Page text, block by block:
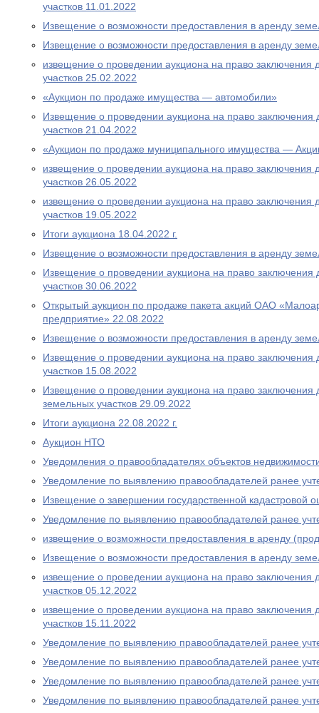
участков 11.01.2022
Извещение о возможности предоставления в аренду
Извещение о возможности предоставления в аренду
извещение о проведении аукциона на право заключения
участков 25.02.2022
«Аукцион по продаже имущества — автомобили»
Извещение о проведении аукциона на право заключения
участков 21.04.2022
«Аукцион по продаже муниципального имущества —
извещение о проведении аукциона на право заключения
участков 26.05.2022
извещение о проведении аукциона на право заключения
участков 19.05.2022
Итоги аукциона 18.04.2022 г.
Извещение о возможности предоставления в аренду
Извещение о проведении аукциона на право заключения
участков 30.06.2022
Открытый аукцион по продаже пакета акций ОАО
предприятие» 22.08.2022
Извещение о возможности предоставления в аренду
Извещение о проведении аукциона на право заключения
участков 15.08.2022
Извещение о проведении аукциона на право заключения
земельных участков 29.09.2022
Итоги аукциона 22.08.2022 г.
Аукцион НТО
Уведомления о правообладателях объектов
Уведомление по выявлению правообладателей ранее
Извещение о завершении государственной кадастровой
Уведомление по выявлению правообладателей ранее
извещение о возможности предоставления в аренду
Извещение о возможности предоставления в аренду
извещение о проведении аукциона на право заключения
участков 05.12.2022
извещение о проведении аукциона на право заключения
участков 15.11.2022
Уведомление по выявлению правообладателей ранее
Уведомление по выявлению правообладателей ранее
Уведомление по выявлению правообладателей ранее
Уведомление по выявлению правообладателей ранее